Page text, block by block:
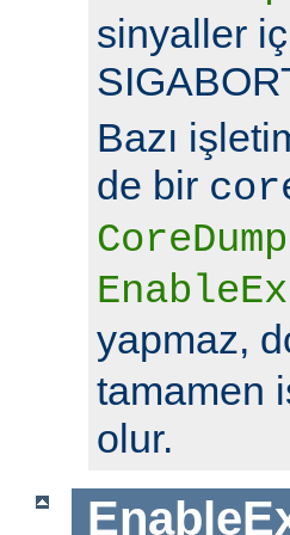
sinyaller
Bazı
de bir
yapmaz,
tamamen
olur.